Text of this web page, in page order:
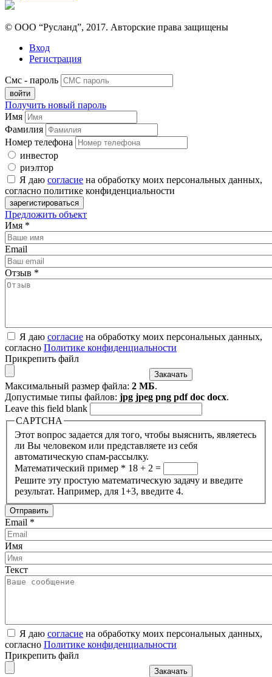
© ООО “Русланд”, 2017. Авторские права защищены
Вход
Регистрация
Смс - пароль
Получить новый пароль
Имя
Фамилия
Номер телефона
инвестор
риэлтор
Я даю согласие на обработку моих персональных данных,
согласно политике конфиденциальности
Предложить объект
Имя *
Email
Отзыв *
Я даю согласие на обработку моих персональных данных,
согласно Политике конфиденциальности
Прикрепить файл
Максимальный размер файла: 2 МБ.
Допустимые типы файлов: jpg jpeg png pdf doc docx.
Leave this field blank
CAPTCHA
Этот вопрос задается для того, чтобы выяснить, являетесь
ли Вы человеком или представляете из себя
автоматическую спам-рассылку.
Математический пример * 18 + 2 =
Решите эту простую математическую задачу и введите
результат. Например, для 1+3, введите 4.
Email *
Имя
Текст
Я даю согласие на обработку моих персональных данных,
согласно Политике конфиденциальности
Прикрепить файл